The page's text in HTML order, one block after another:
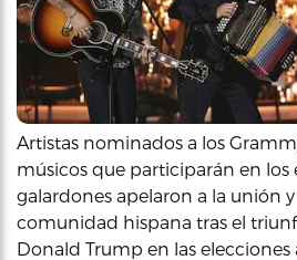
Artistas nominados a los
músicos que participarán en los
galardones apelaron a la unión
comunidad hispana tras el
Donald Trump en las elecciones